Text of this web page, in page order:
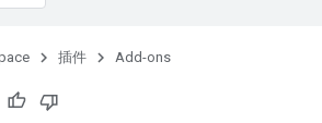
插件 Add-ons